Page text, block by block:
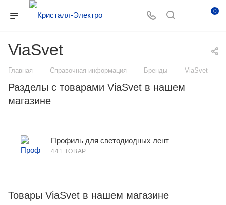
0
ViaSvet
Главная — Справочная информация — Бренды — ViaSvet
Разделы с товарами ViaSvet в нашем
магазине
Профиль для светодиодных лент
441 ТОВАР
Товары ViaSvet в нашем магазине